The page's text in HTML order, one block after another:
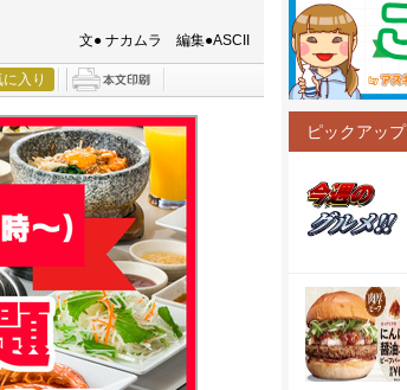
文● ナカムラ 編集●ASCII
に入り
ピックアップ